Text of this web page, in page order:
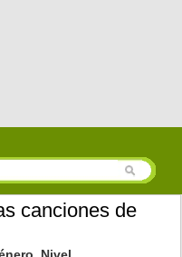
canciones de